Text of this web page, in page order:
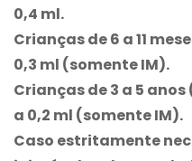
0,4 ml.
Crianças de 6 a 11
0,3 ml (somente IM).
Crianças de 3 a 5 anos
a 0,2 ml (somente IM).
Caso estritamente